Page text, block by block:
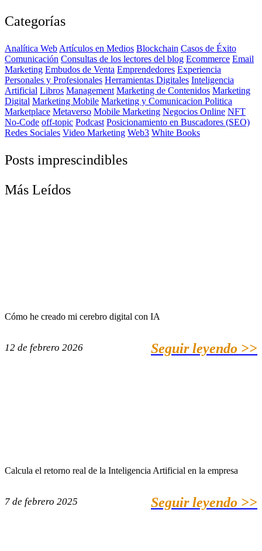
Categorías
Analítica Web Artículos en Medios Blockchain Casos de Éxito
Comunicación Consultas de los lectores del blog Ecommerce Email
Marketing Embudos de Venta Emprendedores Experiencia
Personales y Profesionales Herramientas Digitales Inteligencia
Artificial Libros Management Marketing de Contenidos Marketing
Digital Marketing Mobile Marketing y Comunicacion Politica
Marketplace Metaverso Mobile Marketing Negocios Online NFT
No-Code off-topic Podcast Posicionamiento en Buscadores (SEO)
Redes Sociales Video Marketing Web3 White Books
Posts imprescindibles
Más Leídos
Cómo he creado mi cerebro digital con IA
12 de febrero 2026 Seguir leyendo >>
Calcula el retorno real de la Inteligencia Artificial en la empresa
7 de febrero 2025 Seguir leyendo >>